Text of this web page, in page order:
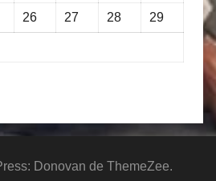
26 27 28 29
Donovan de ThemeZee.